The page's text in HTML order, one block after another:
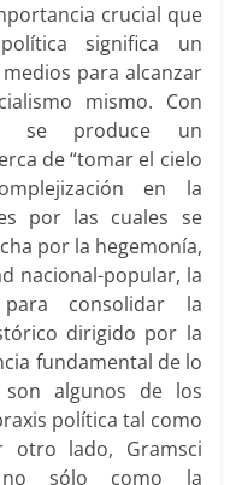
crucial que
significa un
para alcanzar
mismo. Con
se produce un
de “tomar el cielo
en la
por las cuales se
por la hegemonía,
nacional-popular, la
consolidar la
dirigido por la
fundamental de lo
algunos de los
política tal como
otro lado, Gramsci
no sólo como la